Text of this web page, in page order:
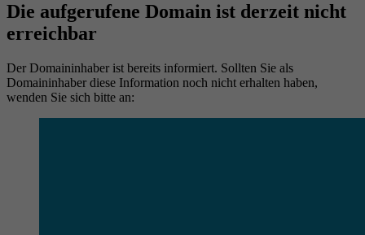
Die aufgerufene Domain ist derzeit nicht
erreichbar
Der Domaininhaber ist bereits informiert. Sollten Sie als
Domaininhaber diese Information noch nicht erhalten haben,
wenden Sie sich bitte an: